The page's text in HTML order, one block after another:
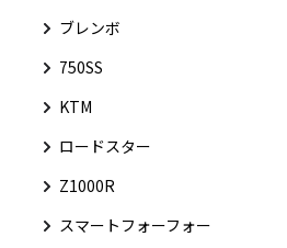
ブレンボ
750SS
KTM
ロードスター
Z1000R
スマートフォーフォー